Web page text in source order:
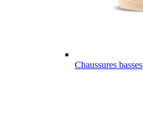
Chaussures basses